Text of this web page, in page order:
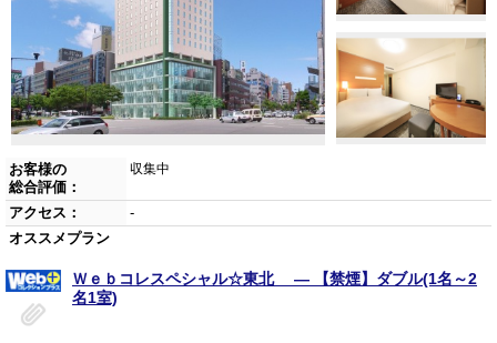
お客様の
総合評価：
収集中
アクセス：
-
オススメプラン
Ｗｅｂコレスペシャル☆東北 ― 【禁煙】ダブル(1名～2
名1室)